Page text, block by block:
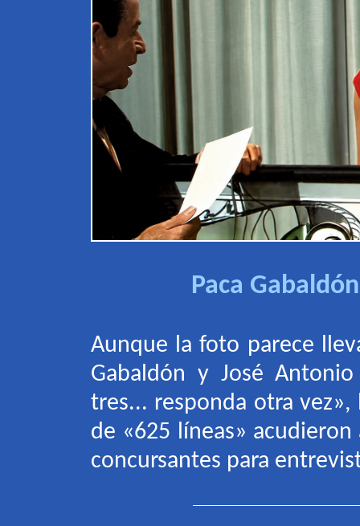
Paca
Aunque la foto parece
Gabaldón y José
tres... responda otra
de «625 líneas»
concursantes para